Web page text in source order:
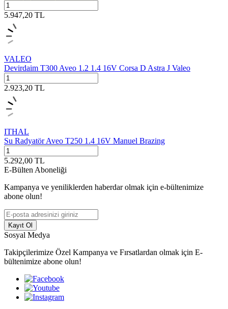
5.947,20 TL
VALEO
Devirdaim T300 Aveo 1.2 1.4 16V Corsa D Astra J Valeo
2.923,20 TL
ITHAL
Su Radyatör Aveo T250 1.4 16V Manuel Brazing
5.292,00 TL
E-Bülten Aboneliği
Kampanya ve yeniliklerden haberdar olmak için e-bültenimize
abone olun!
Kayıt Ol
Sosyal Medya
Takipçilerimize Özel Kampanya ve Fırsatlardan olmak için E-
bültenimize abone olun!